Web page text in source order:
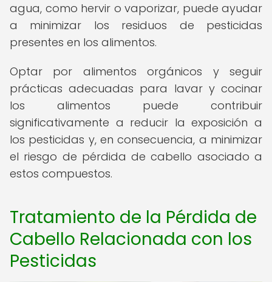
agua, como hervir o vaporizar, puede ayudar
a minimizar los residuos de pesticidas
presentes en los alimentos.
Optar por alimentos orgánicos y seguir
prácticas adecuadas para lavar y cocinar
los alimentos puede contribuir
significativamente a reducir la exposición a
los pesticidas y, en consecuencia, a minimizar
el riesgo de pérdida de cabello asociado a
estos compuestos.
Tratamiento de la Pérdida de
Cabello Relacionada con los
Pesticidas